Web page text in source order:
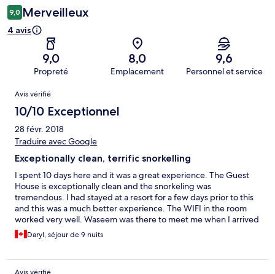
9,0 Merveilleux
4 avis
9,0
Propreté
8,0
Emplacement
9,6
Personnel et service
Avis
Avis vérifié
10/10 Exceptionnel
28 févr. 2018
Traduire avec Google
Exceptionally clean, terrific snorkelling
I spent 10 days here and it was a great experience. The Guest
House is exceptionally clean and the snorkeling was
tremendous. I had stayed at a resort for a few days prior to this
and this was a much better experience. The WIFI in the room
worked very well. Waseem was there to meet me when I arrived
and arranged for the departure. He was always around to deal
with any questions The Guest House is only a few minutes from
The Sunsets were amazing. The people on the Island were all
Daryl, séjour de 9 nuits